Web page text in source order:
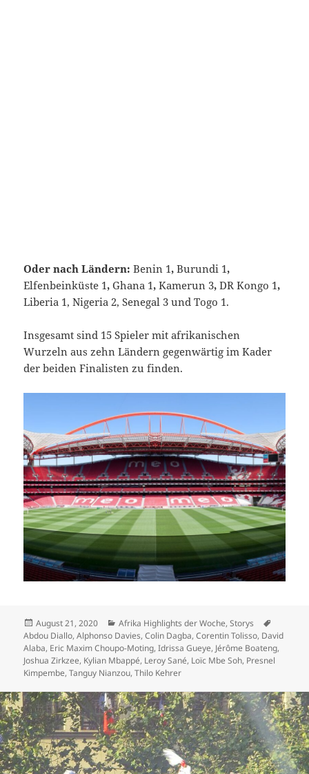
Oder nach Ländern:Benin 1,Burundi 1,
Elfenbeinküste 1,Ghana 1,Kamerun 3,DR Kongo 1,
Liberia 1, Nigeria 2, Senegal 3 und Togo 1.
Insgesamt sind 15 Spieler mit afrikanischen
Wurzeln aus zehn Ländern gegenwärtig im Kader
der beiden Finalisten zu finden.
Veröffentlicht
am
August 21, 2020 Kategorien
Afrika Highlights der Woche,Storys
Abdou Diallo,Alphonso Davies,Colin Dagba,Corentin Tolisso, David
Alaba, Eric Maxim Choupo-Moting,Idrissa Gueye, Jérôme Boateng,
Joshua Zirkzee, Kylian Mbappé, Leroy Sané, Loïc Mbe Soh, Presnel
Kimpembe,Tanguy Nianzou,Thilo Kehrer